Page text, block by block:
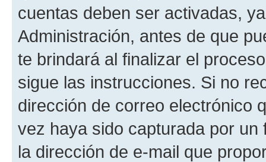
cuentas deben ser activadas,
Administración, antes de que
te brindará al finalizar el
sigue las instrucciones. Si no
dirección de correo electrónico
vez haya sido capturada por
la dirección de e-mail que